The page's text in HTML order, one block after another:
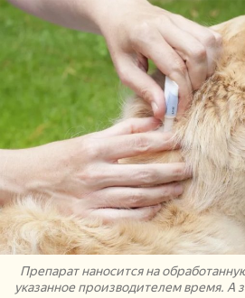
Препарат наносится на
указанное производителем время. А